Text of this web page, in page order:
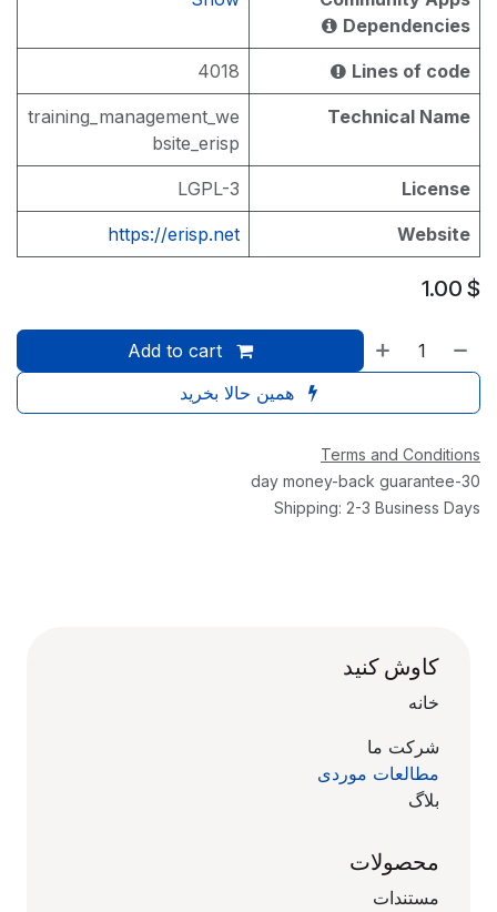
Dependencies
Lines of code
4018
Technical Name
training_management_we
bsite_erisp
License
LGPL-3
Website
https://erisp.net
$
1.00
Add to cart
همین حالا بخرید
Terms and Conditions
30-day money-back guarantee
Shipping: 2-3 Business Days
کاوش کنید
خانه
شرکت ما
مطالعات موردی
بلاگ
محصولات
مستندات